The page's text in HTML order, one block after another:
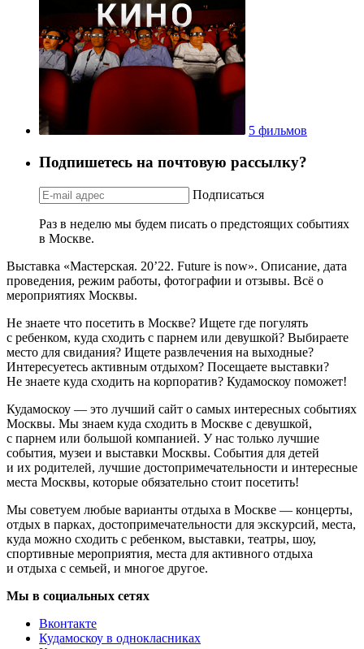
5 фильмов
Подпишетесь на почтовую рассылку?
Подписаться
Раз в неделю мы будем писать о предстоящих событиях
в Москве.
Выставка «Мастерская. 20’22. Future is now». Описание, дата
проведения, режим работы, фотографии и отзывы. Всё о
мероприятиях Москвы.
Не знаете что посетить в Москве? Ищете где погулять
с ребенком, куда сходить с парнем или девушкой? Выбираете
место для свидания? Ищете развлечения на выходные?
Интересуетесь активным отдыхом? Посещаете выставки?
Не знаете куда сходить на корпоратив? Кудамоскоу поможет!
Кудамоскоу — это лучший сайт о самых интересных событиях
Москвы. Мы знаем куда сходить в Москве с девушкой,
с парнем или большой компанией. У нас только лучшие
события, музеи и выставки Москвы. События для детей
и их родителей, лучшие достопримечательности и интересные
места Москвы, которые обязательно стоит посетить!
Мы советуем любые варианты отдыха в Москве — концерты,
отдых в парках, достопримечательности для экскурсий, места,
куда можно сходить с ребенком, выставки, театры, шоу,
спортивные мероприятия, места для активного отдыха
и отдыха с семьей, и многое другое.
Мы в социальных сетях
Вконтакте
Кудамоскоу в однокласниках